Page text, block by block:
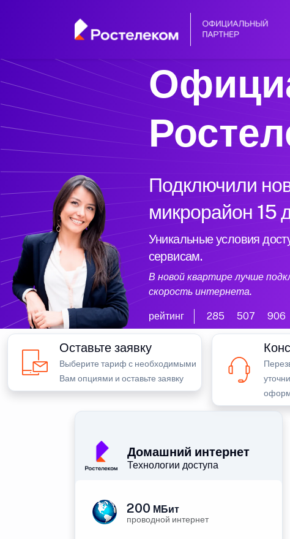
Подключили
микрорайон 15
Уникальные условия
сервисам.
В новой квартире лучше
скорость интернета.
рейтинг 285 507 906
Оставьте заявку
Выберите тариф с необходимыми
Вам опциями и оставьте заявку
Домашний интернет
Технологии доступа
200 МБит
проводной интернет